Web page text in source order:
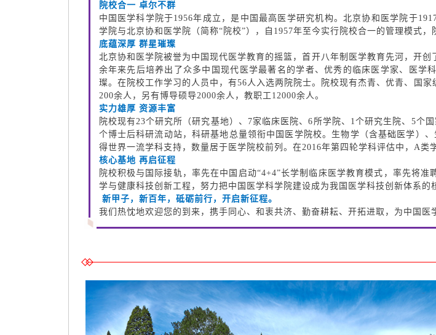
院校合一 卓尔不群
中国医学科学院于1956年成立，是中国最高医学研究机构。北京协和医学院于
学院与北京协和医学院（简称“院校”），自1957年至今实行院校合一的管理模式，
底蕴深厚 群星璀璨
北京协和医学院被誉为中国现代医学教育的摇篮，首开八年制医学教育先河，开
余年来先后培养出了众多中国现代医学最著名的学者、优秀的临床医学家、医学
璨。在院校工作学习的人员中，有56人入选两院院士。院校现有杰青、优青、国
200余人，另有博导硕导2000余人，教职工12000余人。
实力雄厚 资源丰富
院校现有23个研究所（研究基地）、7家临床医院、6所学院、1个研究生院、5个
个博士后科研流动站，科研基地总量领衔中国医学院校。生物学（含基础医学）
得世界一流学科支持，数量居于医学院校前列。在2016年第四轮学科评估中，A类
核心基地 再启征程
院校积极与国际接轨，率先在中国启动“4+4”长学制临床医学教育模式，率先将
学与健康科技创新工程，努力把中国医学科学院建设成为我国医学科技创新体系
新甲子，新百年，砥砺前行，开启新征程。
我们热忱地欢迎您的到来，携手同心、和衷共济、勤奋耕耘、开拓进取，为中国医